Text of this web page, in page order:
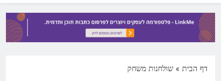
דף הבית » שולחנות משחק